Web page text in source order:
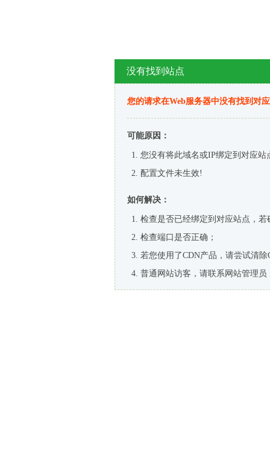
没有找到站点
您的请求在Web服务器中没有找到对
可能原因：
您没有将此域名或IP绑定到对应站
配置文件未生效!
如何解决：
检查是否已经绑定到对应站点，
检查端口是否正确；
若您使用了CDN产品，请尝试清除
普通网站访客，请联系网站管理员